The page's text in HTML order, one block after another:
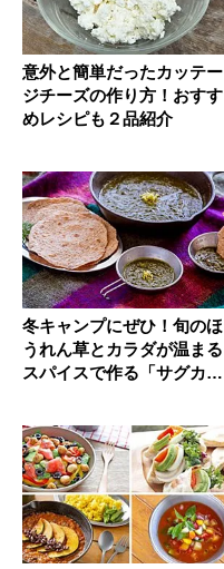
意外と簡単だったカッテー
ジチーズの作り方！おすす
めレシピも２品紹介
冬キャンプにぜひ！旬のほ
うれん草とカラダが温まる
スパイスで作る「サグカレ